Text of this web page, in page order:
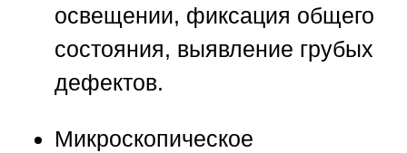
освещении, фиксация общего
состояния, выявление грубых
дефектов.
Микроскопическое